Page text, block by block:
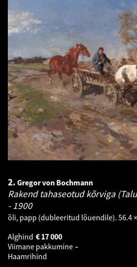
2. Gregor von Bochmann
Rakend tahaseotud kõrviga
- 1900
õli, papp (dubleeritud lõuendile). 56.4
Alghind
17 000
€
Viimane pakkumine -
Haamrihind